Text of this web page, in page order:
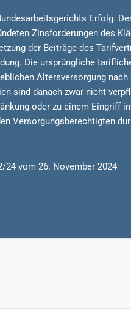
Erfolg.
Zinsforderungen des
der Beiträge des
Die ursprüngliche
Altersversorgung
sind danach zwar nicht
oder zu einem
Versorgungsberechtigten
24 vom 26. November 2024